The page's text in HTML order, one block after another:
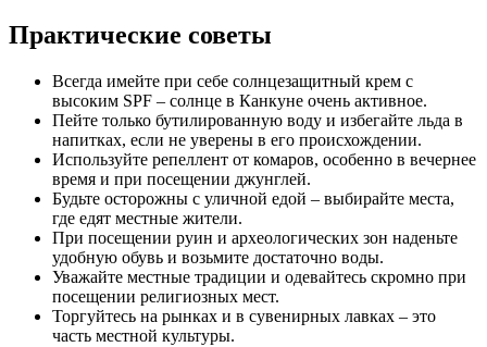
Практические советы
Всегда имейте при себе солнцезащитный крем с
высоким SPF – солнце в Канкуне очень активное.
Пейте только бутилированную воду и избегайте льда в
напитках, если не уверены в его происхождении.
Используйте репеллент от комаров, особенно в вечернее
время и при посещении джунглей.
Будьте осторожны с уличной едой – выбирайте места,
где едят местные жители.
При посещении руин и археологических зон наденьте
удобную обувь и возьмите достаточно воды.
Уважайте местные традиции и одевайтесь скромно при
посещении религиозных мест.
Торгуйтесь на рынках и в сувенирных лавках – это
часть местной культуры.